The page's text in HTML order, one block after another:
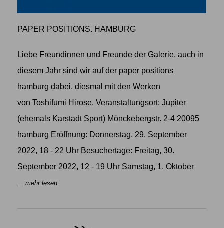
PAPER POSITIONS. HAMBURG
Liebe Freundinnen und Freunde der Galerie, auch in
diesem Jahr sind wir auf der paper positions
hamburg dabei, diesmal mit den Werken
von Toshifumi Hirose. Veranstaltungsort: Jupiter
(ehemals Karstadt Sport) Mönckebergstr. 2-4 20095
hamburg Eröffnung: Donnerstag, 29. September
2022, 18 - 22 Uhr Besuchertage: Freitag, 30.
September 2022, 12 - 19 Uhr Samstag, 1. Oktober
... mehr lesen